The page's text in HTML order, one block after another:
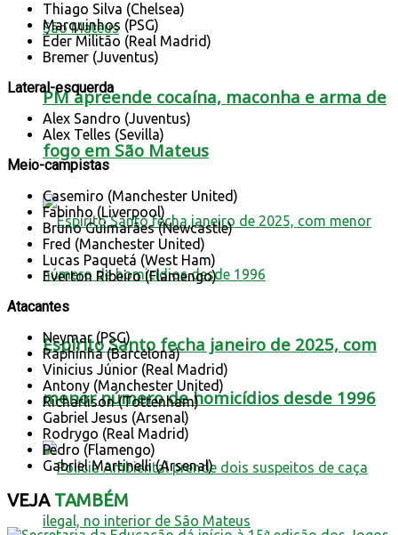
PM apreende cocaína, maconha e arma de
fogo em São Mateus
Espírito Santo fecha janeiro de 2025, com
menor número de homicídios desde 1996
Thiago Silva (Chelsea)
Marquinhos (PSG)
Éder Militão (Real Madrid)
Bremer (Juventus)
Lateral-esquerda
Alex Sandro (Juventus)
Alex Telles (Sevilla)
Meio-campistas
Casemiro (Manchester United)
Fabinho (Liverpool)
Bruno Guimarães (Newcastle)
Fred (Manchester United)
Lucas Paquetá (West Ham)
Everton Ribeiro (Flamengo)
Atacantes
Neymar (PSG)
Raphinha (Barcelona)
Vinicius Júnior (Real Madrid)
Antony (Manchester United)
Richarlison (Tottenham)
Gabriel Jesus (Arsenal)
Rodrygo (Real Madrid)
Pedro (Flamengo)
Gabriel Martinelli (Arsenal)
VEJATAMBÉM